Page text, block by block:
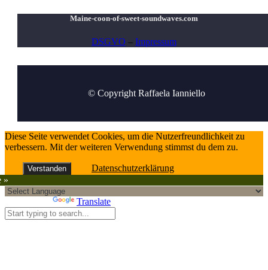
Maine-coon-of-sweet-soundwaves.com
DSGVO – Impressum
© Copyright Raffaela Ianniello
Diese Seite verwendet Cookies, um die Nutzerfreundlichkeit zu
verbessern. Mit der weiteren Verwendung stimmst du dem zu.
Verstanden
Datenschutzerklärung
»
Translate